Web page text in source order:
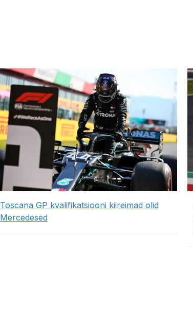
Toscana GP kvalifikatsiooni kiireimad olid
Mercedesed